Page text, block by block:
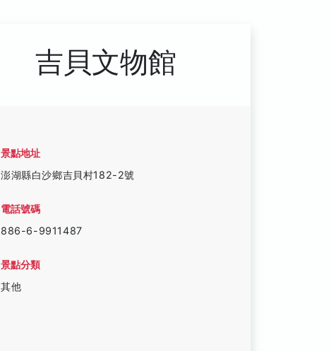
吉貝文物館
景點地址
澎湖縣白沙鄉吉貝村182-2號
電話號碼
886-6-9911487
景點分類
其他